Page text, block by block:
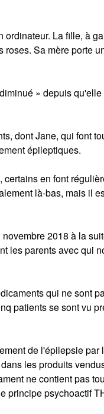
La fille, à
Sa mère porte
» depuis
dont Jane, qui font
épileptiques.
en font
là-bas, mais il
2018 à la
les parents avec qui
qui ne sont
patients se sont vu
de l'épilepsie
les produits
ne contient pas
principe psychoactif